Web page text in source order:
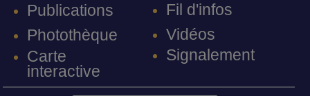
Publications
Photothèque
Carte
interactive
Fil d'infos
Vidéos
Signalement